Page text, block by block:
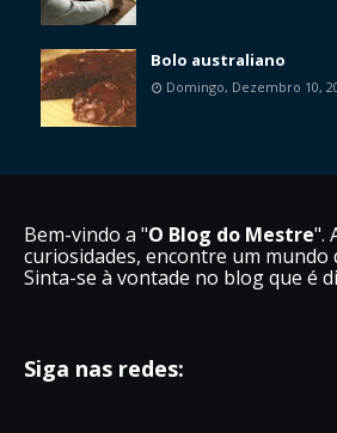
Bolo australiano
Domingo, Dezembro 10,
Bem-vindo a "O Blog do Mestre".
curiosidades, encontre um mundo
Sinta-se à vontade no blog que é
Siga nas redes: